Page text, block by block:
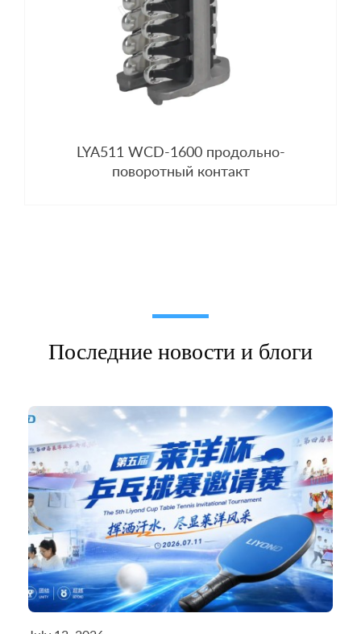
LYA511 WCD-1600 продольно-
поворотный контакт
Последние новости и блоги